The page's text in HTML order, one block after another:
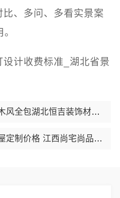
、多问、多看实景案
计收费标准_湖北省景
湖北恒吉装饰材料有限公司环保材料
格 江西尚宅尚品新型环保材料有限公司